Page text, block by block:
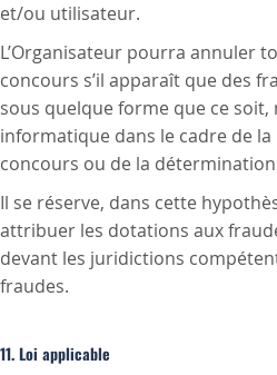
et/ou utilisateur.
L’Organisateur pourra annuler
concours s’il apparaît que des
sous quelque forme que ce
informatique dans le cadre de
concours ou de la
Il se réserve, dans cette
attribuer les dotations aux
devant les juridictions
fraudes.
11. Loi applicable